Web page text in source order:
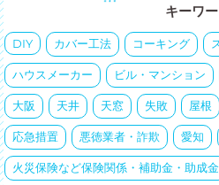
キーワ
DIY カバー工法 コーキング
ハウスメーカー ビル・マンション
大阪 天井 天窓 失敗 屋根
応急措置 悪徳業者・詐欺 愛知
火災保険など保険関係・補助金・助成金